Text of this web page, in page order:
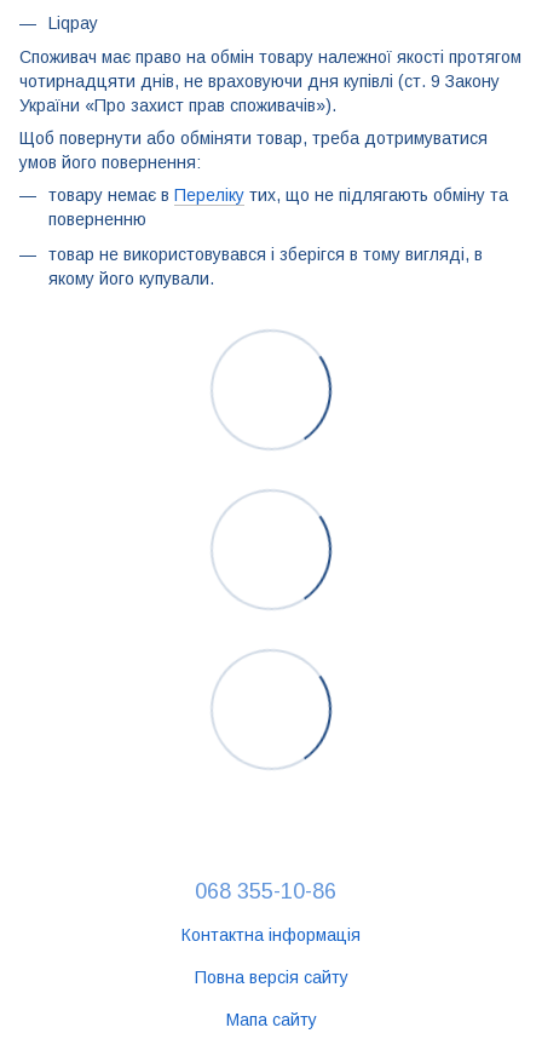
Liqpay
Споживач має право на обмін товару належної якості протягом
чотирнадцяти днів, не враховуючи дня купівлі (ст. 9 Закону
України «Про захист прав споживачів»).
Щоб повернути або обміняти товар, треба дотримуватися
умов його повернення:
товару немає в Переліку тих, що не підлягають обміну та
поверненню
товар не використовувався і зберігся в тому вигляді, в
якому його купували.
068 355-10-86
Контактна інформація
Повна версія сайту
Мапа сайту